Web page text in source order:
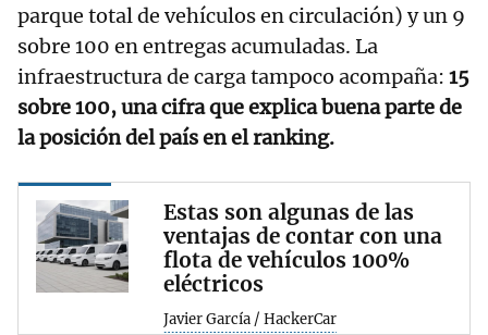
parque total de vehículos en circulación) y un 9
sobre 100 en entregas acumuladas. La
infraestructura de carga tampoco acompaña: 15
sobre 100, una cifra que explica buena parte de
la posición del país en el ranking.
Estas son algunas de las
ventajas de contar con una
flota de vehículos 100%
eléctricos
Javier García / HackerCar